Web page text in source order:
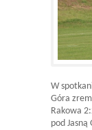
W
Góra
Rakowa
pod